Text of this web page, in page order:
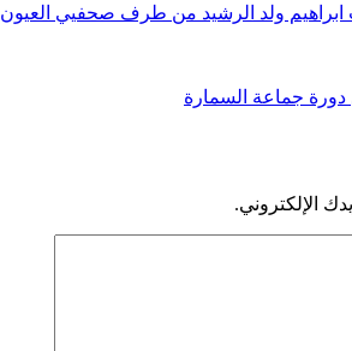
ابراهيم ولد الرشيد من طرف صحفيي العيون
جماعة السمارة
الإلكتروني.